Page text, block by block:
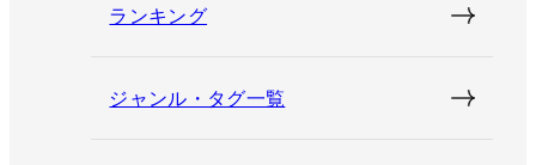
ランキング
ジャンル・タグ一覧